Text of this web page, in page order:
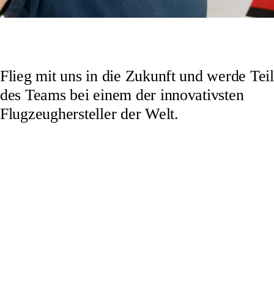
Flieg mit uns in die Zukunft und werde Teil
des Teams bei einem der innovativsten
Flugzeughersteller der Welt.